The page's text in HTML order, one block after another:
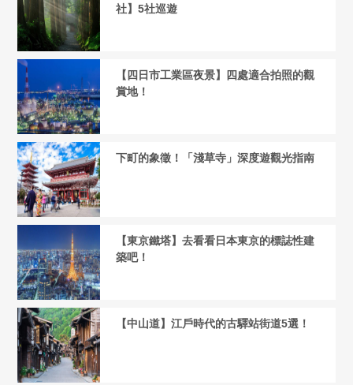
社】5社巡遊
【四日市工業區夜景】四處適合拍照的觀
賞地！
下町的象徵！「淺草寺」深度遊觀光指南
【東京鐵塔】去看看日本東京的標誌性建
築吧！
【中山道】江戶時代的古驛站街道5選！